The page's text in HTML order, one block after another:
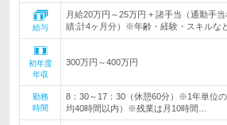
給与
月給20万円～25万円 + 諸手当（通勤手
績:計4ヶ月分）※年齢・経験・スキルな
初年度
年収
300万円～400万円
勤務
時間
8：30～17：30（休憩60分）※1年単位
均40時間以内）※残業は月10時間…